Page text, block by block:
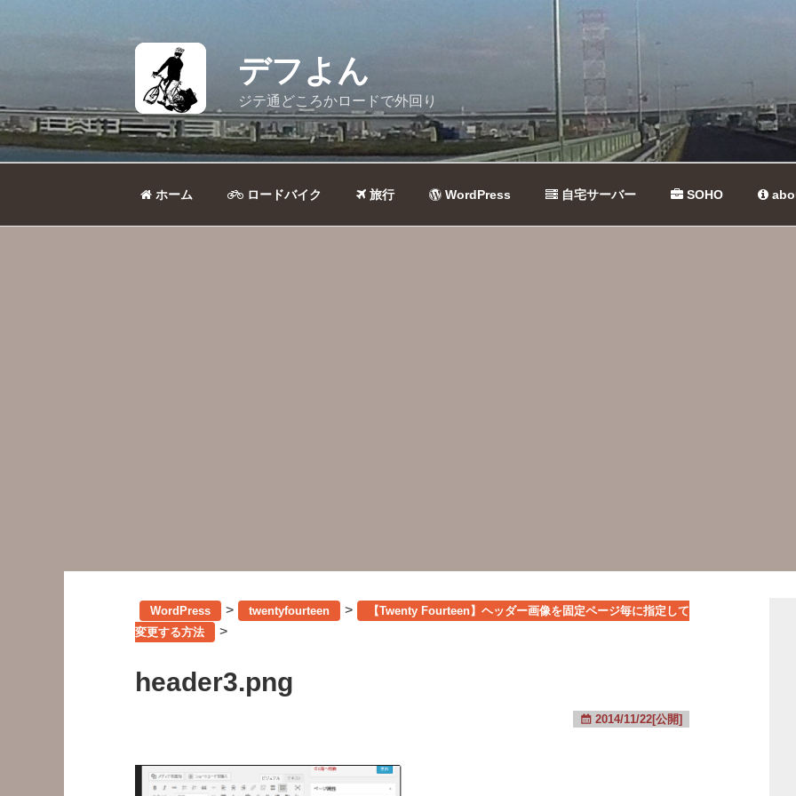
へ
ス
キ
デフよん
ジテ通どころかロードで外回り
ホーム ロードバイク 旅行 WordPress 自宅サーバー SOHO
WordPress > twentyfourteen >
【Twenty Fourteen】ヘッダー画像を固定ページ毎に指定して
変更する方法
>
header3.png
2014/11/22[公開]